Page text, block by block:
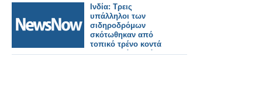
Ινδία: Τρεις
υπάλληλοι των
σιδηροδρόμων
σκότωθηκαν από
τοπικό τρένο κοντά
στη Βομβάη κατά τη